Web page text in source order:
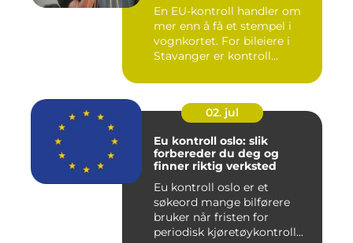
En EU-kontroll handler om
mer enn å få et stempel i
vognkortet. For bileiere i
Stavanger er kontroll...
02. jul
Eu kontroll oslo: slik
forbereder du deg og
finner riktig verksted
Eu kontroll oslo er et
søkeord mange bilførere
bruker når fristen for
periodisk kjøretøykontroll